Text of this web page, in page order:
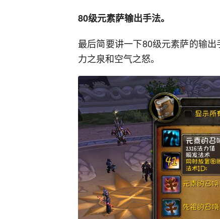
80级元素萨输出手法。
最后简要讲一下80级元素萨的输
力之泉和空气之怒。